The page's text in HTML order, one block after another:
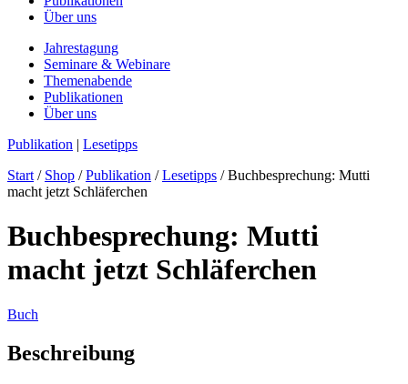
Über uns
Jahrestagung
Seminare & Webinare
Themenabende
Publikationen
Über uns
Publikation | Lesetipps
Start / Shop /Publikation /Lesetipps / Buchbesprechung: Mutti
macht jetzt Schläferchen
Buchbesprechung: Mutti
macht jetzt Schläferchen
Buch
Beschreibung